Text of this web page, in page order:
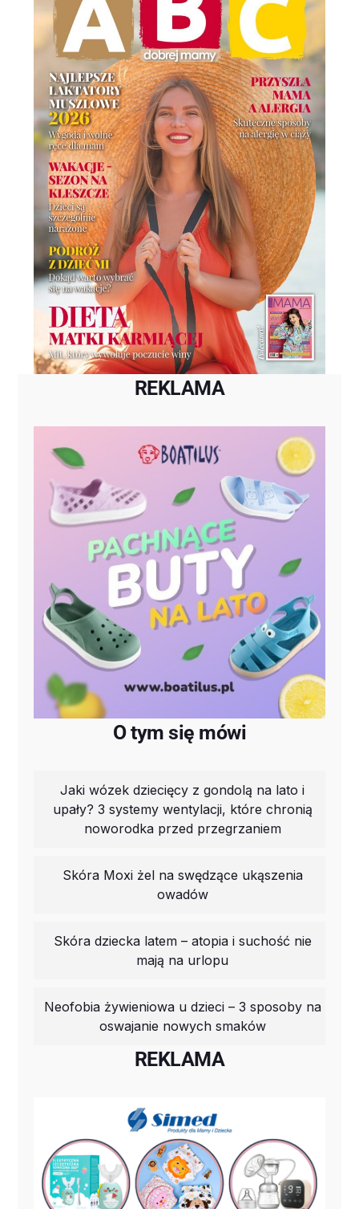
REKLAMA
O tym się mówi
Jaki wózek dziecięcy z gondolą na lato i
upały? 3 systemy wentylacji, które chronią
noworodka przed przegrzaniem
Skóra Moxi żel na swędzące ukąszenia
owadów
Skóra dziecka latem – atopia i suchość nie
mają na urlopu
Neofobia żywieniowa u dzieci – 3 sposoby na
oswajanie nowych smaków
REKLAMA